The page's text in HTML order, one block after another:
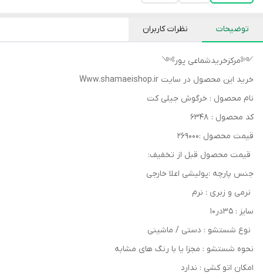
توضیحات نظرات کاربران
༺مرکزخریدشماعی پور༻
خرید این محصول در سایت Www.shamaeishop.ir
نام محصول : خرگوش جیلی کت
کد محصول : ۶۳۴۸
قیمت محصول :۲۶۹۰۰۰
قیمت محصول قبل از تخفیف:
جنس پارچه :پولیشی اعلا خارجی
نرمی و زبری : نرم
سایز : ۳۵در۱۰
نوع شستشو : دستی / ماشینی
نحوه شستشو : مجزا یا با رنگ های مشابه
امکان اتو کشی : ندارد